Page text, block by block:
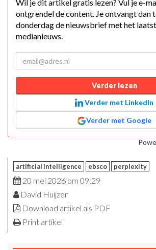
Wil je dit artikel gratis lezen? Vul je e-
ontgrendel de content. Je ontvangt dan
donderdag de nieuwsbrief met het
medianieuws.
Verder lezen
Verder met LinkedIn
Verder met Google
artificial intelligence ebsco perplexity
20 mei 2026 om 09:29
David Huijzer
Download artikel als PDF
Print artikel